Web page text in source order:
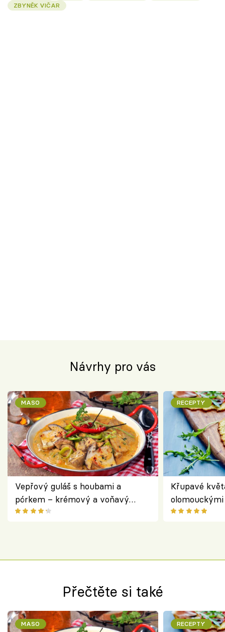
ZBYNĚK VIČAR
Návrhy pro vás
MASO
Vepřový guláš s houbami a
pórkem – krémový a voňavý
pokrm z jednoho hrnce
RECEPTY
Křupavé
bezlepkový
Přečtěte si také
MASO RECEPTY